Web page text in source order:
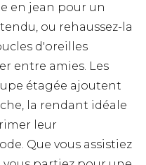
en jean pour un
ou rehaussez-la
d'oreilles
entre amies. Les
étagée ajoutent
la rendant idéale
leur
Que vous assistiez